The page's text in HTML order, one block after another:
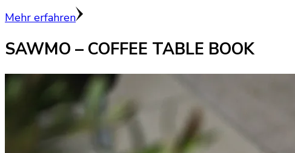
Mehr erfahren
SAWMO – COFFEE TABLE BOOK